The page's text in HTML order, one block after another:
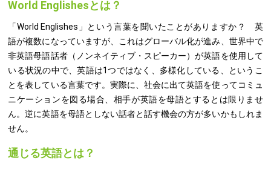
World Englishesとは？
「World Englishes」という言葉を聞いたことがありますか？ 英
語が複数になっていますが、これはグローバル化が進み、世界中で
非英語母語話者（ノンネイティブ・スピーカー）が英語を使用して
いる状況の中で、英語は1つではなく、多様化している、というこ
とを表している言葉です。実際に、社会に出て英語を使ってコミュ
ニケーションを図る場合、相手が英語を母語とするとは限りませ
ん。逆に英語を母語としない話者と話す機会の方が多いかもしれま
せん。
通じる英語とは？